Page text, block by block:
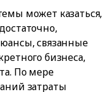
может казаться,
связанные
бизнеса,
По мере
затраты